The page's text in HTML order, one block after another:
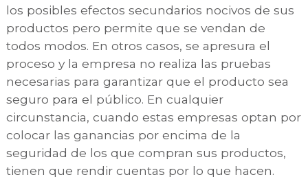
los posibles efectos secundarios nocivos de sus
productos pero permite que se vendan de
todos modos. En otros casos, se apresura el
proceso y la empresa no realiza las pruebas
necesarias para garantizar que el producto sea
seguro para el público. En cualquier
circunstancia, cuando estas empresas optan por
colocar las ganancias por encima de la
seguridad de los que compran sus productos,
tienen que rendir cuentas por lo que hacen.